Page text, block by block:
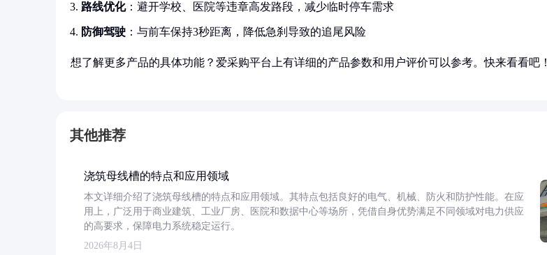
路线优化：避开学校、医院等违章高发路段，减少临时停车需求
防御驾驶 ：与前车保持3秒距离，降低急刹导致的追尾风险
想了解更多产品的具体功能？爱采购平台上有详细的产品参数和用户评价可以参考。快来看看吧！
其他推荐
浇筑母线槽的特点和应用领域
本文详细介绍了浇筑母线槽的特点和应用领域。其特点包括良好的电气、机械、防火和防护性能。在应
用上，广泛用于商业建筑、工业厂房、医院和数据中心等场所，凭借自身优势满足不同领域对电力供应
的高要求，保障电力系统稳定运行。
2026年8月4日